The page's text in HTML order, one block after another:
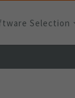
Selection